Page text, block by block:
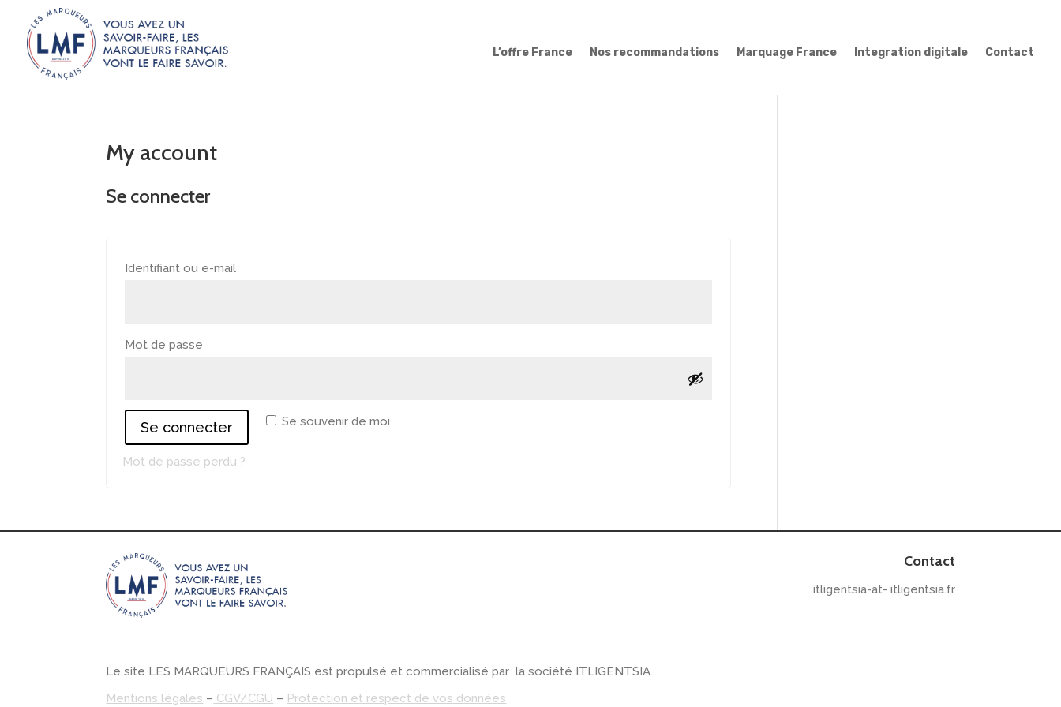
L’offre France Nos recommandations Marquage France Integration digitale Contact
My account
Se connecter
Identifiant ou e-mail
Mot de passe
Se souvenir de moi
Se connecter
Mot de passe perdu ?
Le site LES MARQUEURS FRANÇAIS est propulsé et commercialisé par la société ITLIGENTSIA.
Mentions légales – CGV/CGU – Protection et respect de vos données
Contact
itligentsia-at- itligentsia.fr